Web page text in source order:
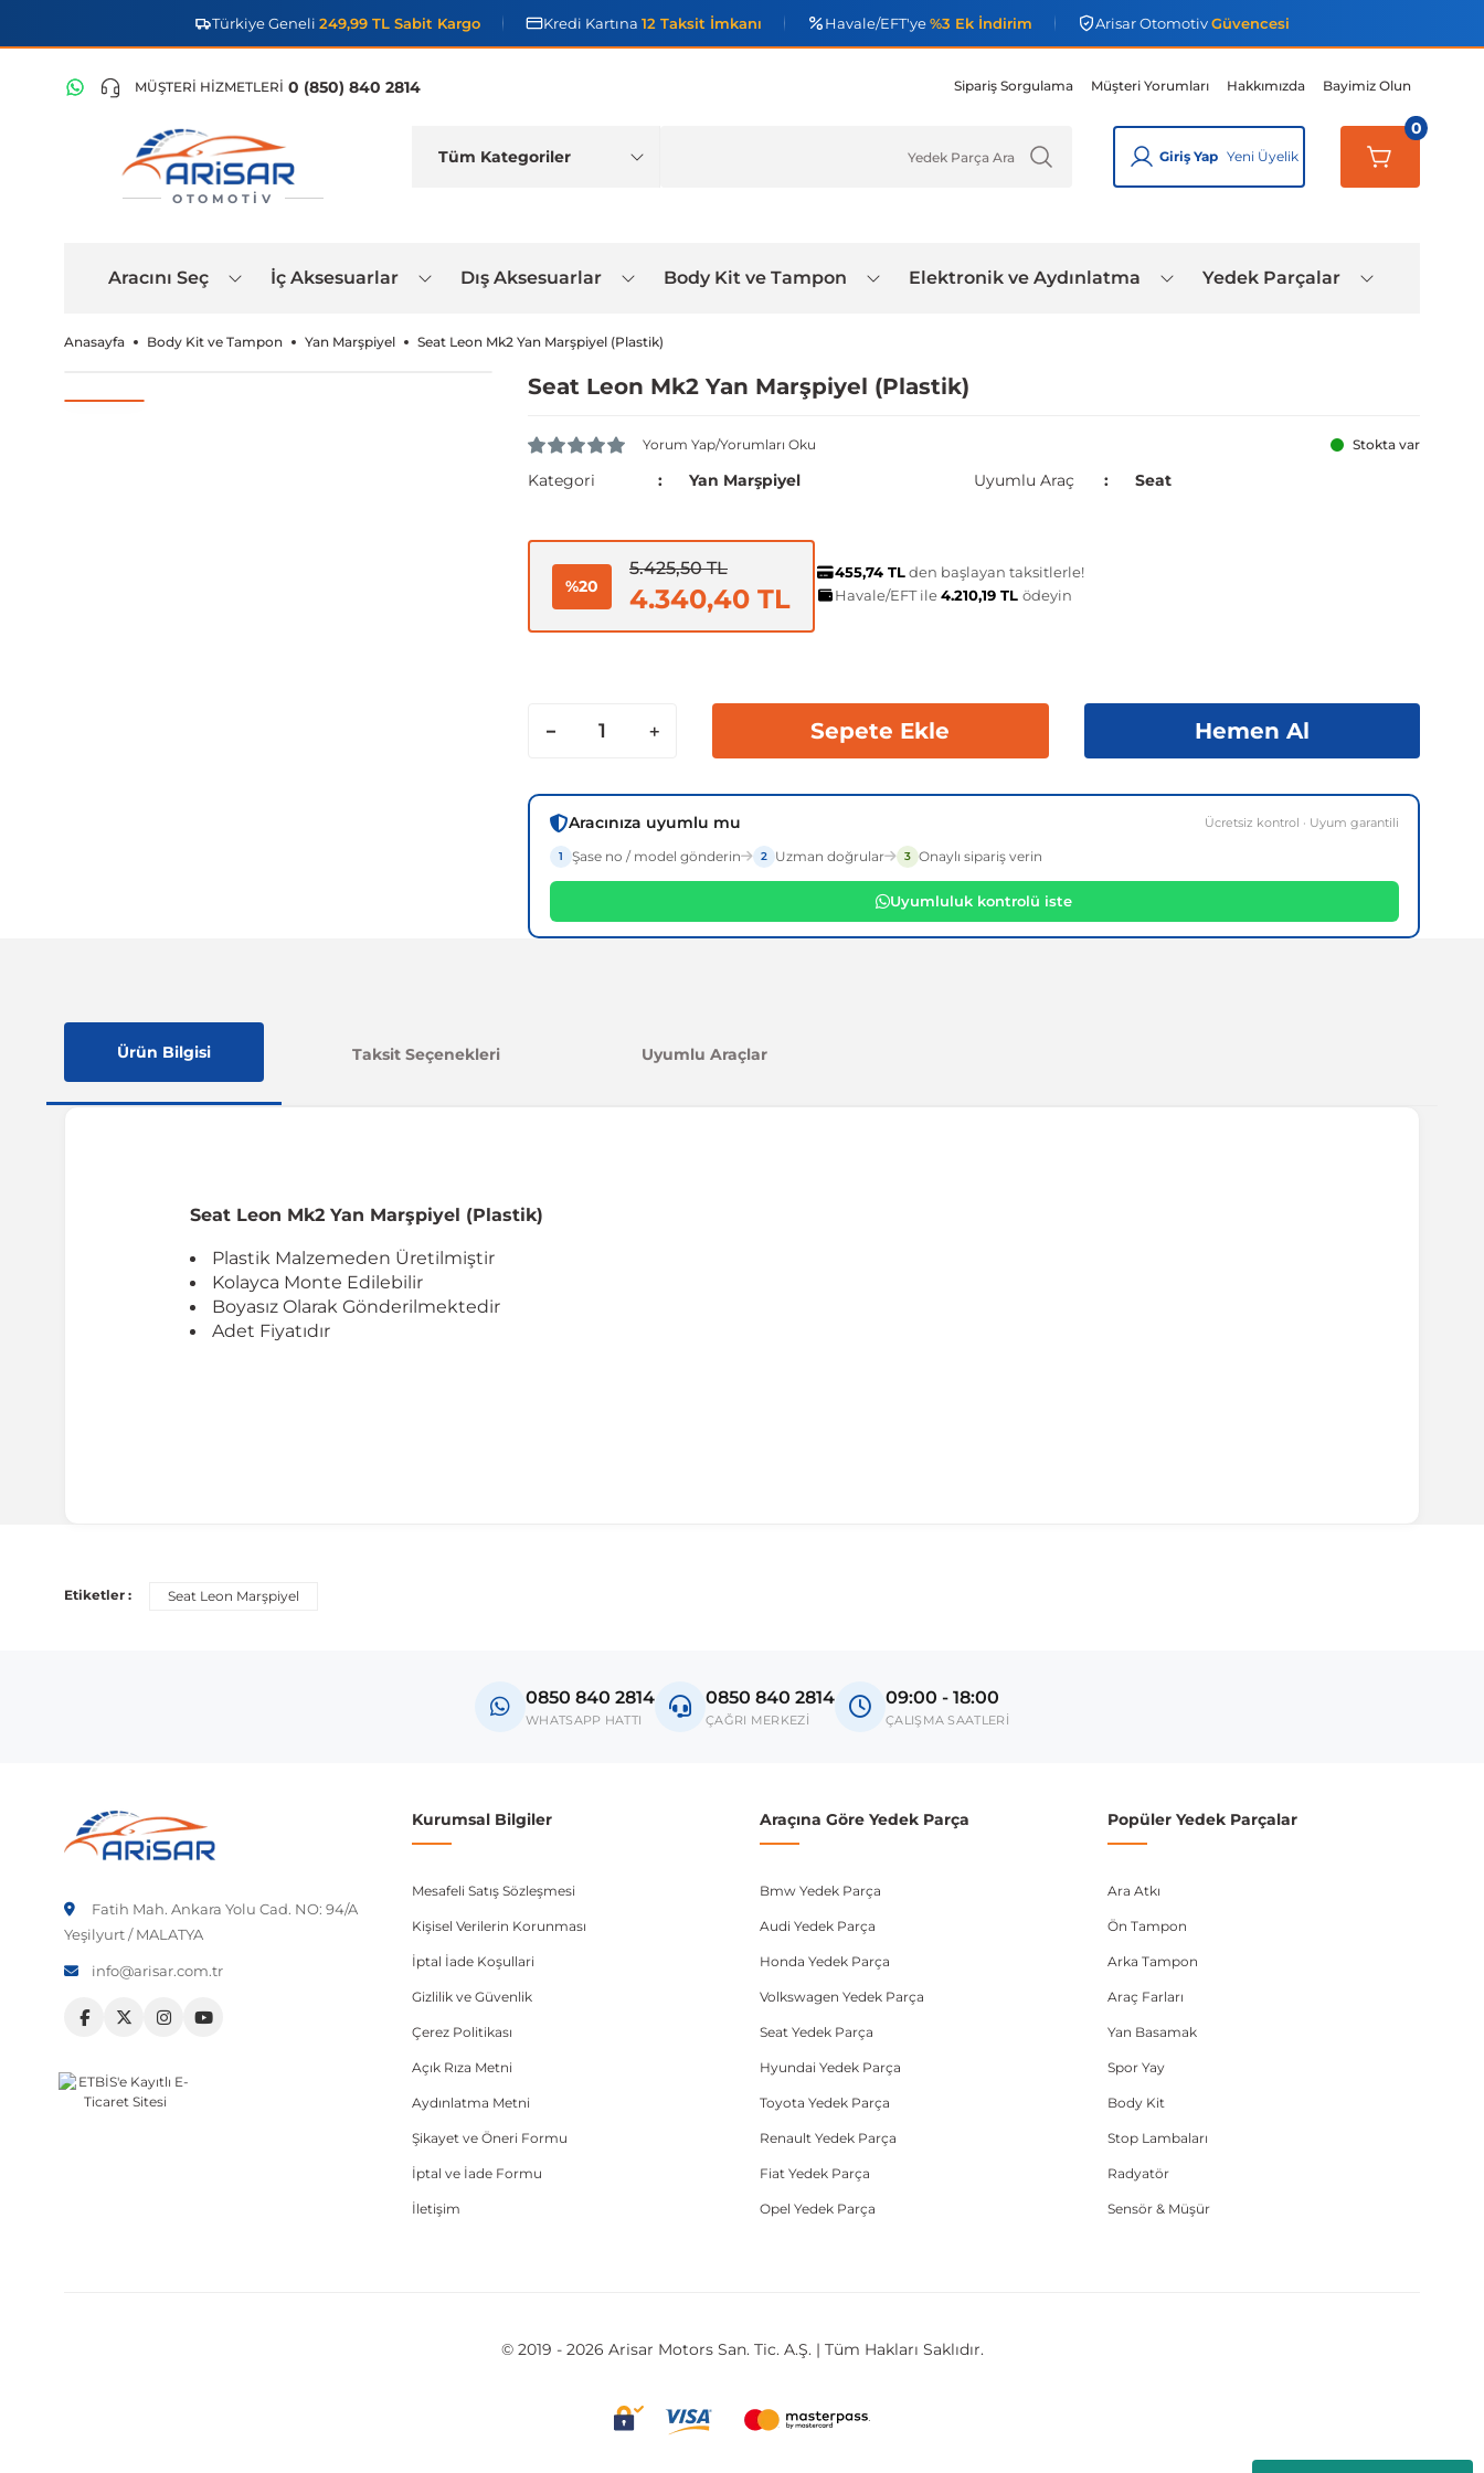
Türkiye Geneli 249,99 TL Sabit Kargo Kredi Kartına 12 Taksit İmkanı Havale/EFT'ye%3 Ek İndirim Arisar OtomotivGüvencesi
MÜŞTERİ HİZMETLERİ 0 (850) 840 2814 Sipariş Sorgulama Müşteri Yorumları Hakkımızda Bayimiz Olun
OTOMOTIV
Giriş Yap Yeni Üyelik
0
Aracını Seç İç Aksesuarlar Dış Aksesuarlar Body Kit ve Tampon Elektronik ve Aydınlatma Yedek Parçalar
Anasayfa Body Kit ve Tampon Yan Marşpiyel Seat Leon Mk2 Yan Marşpiyel (Plastik)
Seat Leon Mk2 Yan Marşpiyel (Plastik)
Yorum Yap/Yorumları Oku Stokta var
Kategori Yan Marşpiyel Uyumlu Araç Seat
%20
5.425,50 TL
4.340,40 TL
455,74 TLden başlayan taksitlerle!
Havale/EFT ile4.210,19 TL ödeyin
Sepete Ekle Hemen Al
Aracınıza uyumlu mu Ücretsiz kontrol · Uyum garantili
1 Şase no / model gönderin 2 Uzman doğrular 3 Onaylı sipariş verin
Uyumluluk kontrolü iste
Ürün Bilgisi Taksit Seçenekleri Uyumlu Araçlar
Seat Leon Mk2 Yan Marşpiyel (Plastik)
Plastik Malzemeden Üretilmiştir
Kolayca Monte Edilebilir
Boyasız Olarak Gönderilmektedir
Adet Fiyatıdır
Araç üreticileri aynı model yılı içerisinde farklı donanım ve kasa tipleri kullanabilmektedir. Sipariş vermeden önce OEM numarası veya şasi numarası ile uyumluluğu kontrol
Etiketler : Seat Leon Marşpiyel
0850 840 2814
WHATSAPP HATTI
0850 840 2814
ÇAĞRI MERKEZİ
09:00 - 18:00
ÇALIŞMA SAATLERİ
Fatih Mah. Ankara Yolu Cad. NO: 94/A
Yeşilyurt / MALATYA
info@arisar.com.tr
Kurumsal Bilgiler
Mesafeli Satış Sözleşmesi
Kişisel Verilerin Korunması
İptal İade Koşullari
Gizlilik ve Güvenlik
Çerez Politikası
Açık Rıza Metni
Aydınlatma Metni
Şikayet ve Öneri Formu
İptal ve İade Formu
İletişim
Araçına Göre Yedek Parça
Bmw Yedek Parça
Audi Yedek Parça
Honda Yedek Parça
Volkswagen Yedek Parça
Seat Yedek Parça
Hyundai Yedek Parça
Toyota Yedek Parça
Renault Yedek Parça
Fiat Yedek Parça
Opel Yedek Parça
Popüler Yedek Parçalar
Ara Atkı
Ön Tampon
Arka Tampon
Araç Farları
Yan Basamak
Spor Yay
Body Kit
Stop Lambaları
Radyatör
Sensör & Müşür
© 2019 - 2026 Arisar Motors San. Tic. A.Ş. | Tüm Hakları Saklıdır.